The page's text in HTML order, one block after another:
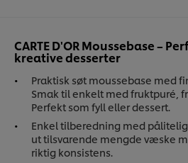
CARTE D'OR Moussebase –
kreative desserter
Praktisk søt moussebase med
Smak til enkelt med fruktpuré,
Perfekt som fyll eller dessert.
Enkel tilberedning med
ut tilsvarende mengde væske
riktig konsistens.